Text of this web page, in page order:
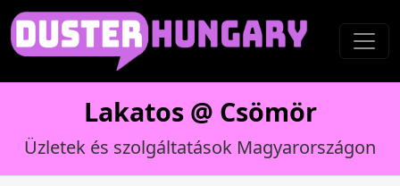
Lakatos @ Csömör
Üzletek és szolgáltatások Magyarországon